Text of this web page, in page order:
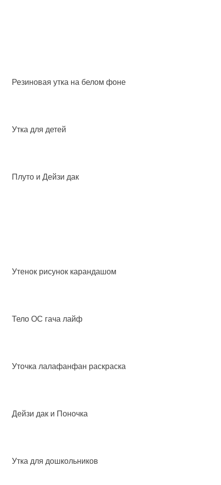
Резиновая утка на белом фоне
Утка для детей
Плуто и Дейзи дак
Утенок рисунок карандашом
Тело ОС гача лайф
Уточка лалафанфан раскраска
Дейзи дак и Поночка
Утка для дошкольников